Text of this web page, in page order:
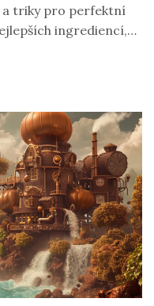
a triky pro perfektní
ingrediencí,
si lahodnou a